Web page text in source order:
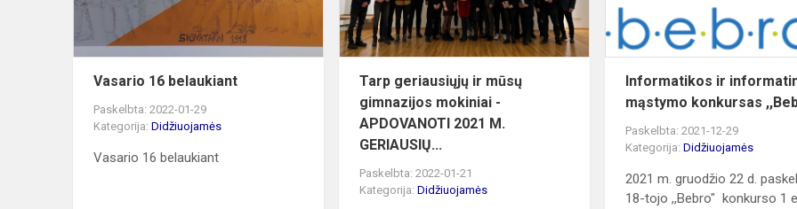
Vasario 16 belaukiant
Paskelbta: 2022-01-29
Kategorija: Didžiuojamės
Vasario 16 belaukiant
mokiniai
-
APDOVANOTI
Tarp geriausiųjų ir mūsų
gimnazijos mokiniai -
APDOVANOTI 2021 M.
GERIAUSIŲ...
Paskelbta: 2022-01-21
Kategorija:Didžiuojamės
Informatikos ir
mąstymo konkursas
Paskelbta: 2021-12-29
Kategorija:Didžiuojamės
2021 m. gruodžio 22 d.
18-tojo ,,Bebro" konkurso 1